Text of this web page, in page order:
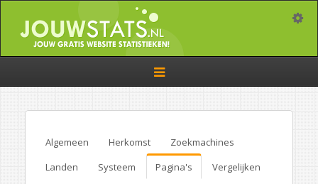
Toggle
navigation
Algemeen Herkomst
Zoekmachines
Landen
Systeem Pagina's
Vergelijken